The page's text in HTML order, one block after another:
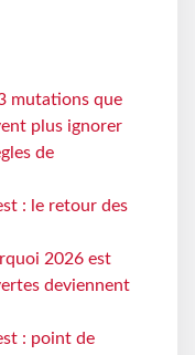
mutations que
plus ignorer
de
: le retour des
2026 est
deviennent
: point de